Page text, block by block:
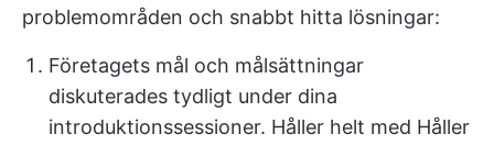
problemområden och snabbt hitta lösningar:
Företagets mål och målsättningar
diskuterades tydligt under dina
introduktionssessioner. Håller helt med Håller